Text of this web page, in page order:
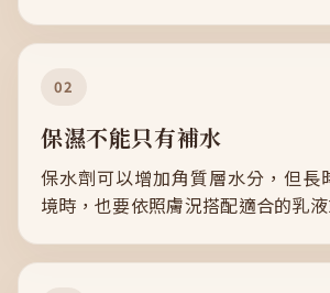
02
保濕不能只有補水
保水劑可以增加角質層水分，但長
境時，也要依照膚況搭配適合的乳液